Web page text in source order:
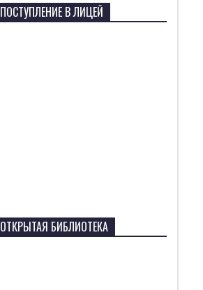
ПОСТУПЛЕНИЕ В ЛИЦЕЙ
ОТКРЫТАЯ БИБЛИОТЕКА